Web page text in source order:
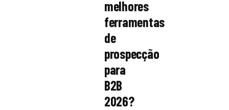
melhores
ferramentas
de
prospecção
para
B2B
2026?